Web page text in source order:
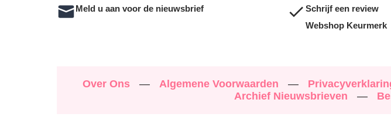
Meld u aan voor de nieuwsbrief
Schrijf een review
Webshop Keurmerk
Over Ons — Algemene Voorwaarden —
Archief Nieuwsbrieven
—